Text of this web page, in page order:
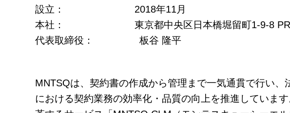
設立： 2018年11月
本社： 東京都中央区日本橋堀留町1-9-8
代表取締役： 板谷 隆平
MNTSQは、契約書の作成から管理まで一気通貫で行い
における契約業務の効率化・品質の向上を推進していま